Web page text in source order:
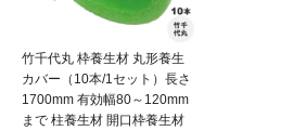
竹千代丸 枠養生材 丸形養生
カバー（10本/1セット）長さ
1700mm 有効幅80～120mm
まで 柱養生材 開口枠養生材